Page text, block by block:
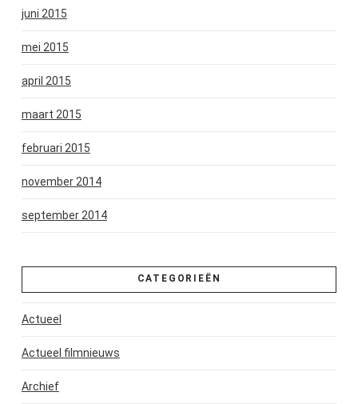
juni 2015
mei 2015
april 2015
maart 2015
februari 2015
november 2014
september 2014
CATEGORIEËN
Actueel
Actueel filmnieuws
Archief